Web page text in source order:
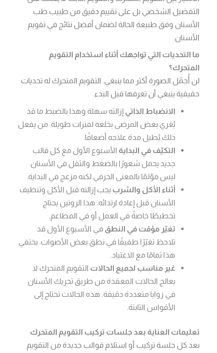
التفضيل الشخصي بل على تقييم دقيق من طبيب طب
الأسنان وفق طبيعة الحالة لضمان أفضل نتائج في تقويم
الأسنان.
ما التحديات التي تواجهك أثناء استخدام التقويم
المتحرك؟
لن أُجمّل الصورة أكثر مما ينبغي. التقويم المتحرك له تحديات
حقيقية ينبغي أن تعرفها قبل البدء.
الانضباط الذاتي إزالته سهلة وهذا بالضبط ما قد
يُغري بعض المرضى بخلعه لفترات طويلة. من يفعل
ذلك يُطيل مدة علاجه أضعافًا.
التكيّف في البداية الأسبوع الأول مع كل قالب
جديد يحمل شعورًا بالضغط والثقل في الأسنان.
ليس مؤلمًا بالمعنى الحرفي لكنه مزعج في البداية.
أثناء الأكل والشرب يجب إزالته قبل الأكل وتنظيف
الأسنان قبل إعادة ارتدائه. هذا الروتين يحتاج
تخطيطًا خاصةً في العمل أو في المطاعم.
تغيّر مؤقت في النطق في الأسبوع الأول قد
تلاحظ تغيّرًا طفيفًا في نطق بعض الأصوات. يختفي
هذا تمامًا مع الاعتياد.
غير مناسب لجميع الحالات التقويم المتحرك لا
يعالج الحالات المعقدة من طريق تحريك الأسنان
في زوايا متعددة دقيقة. هذه الحالات تحتاج إلى
الأقواس الثابتة.
تعليمات العناية بعد جلسات تركيب التقويم المتحرك
بعد كل جلسة تركيب أو استلام قوالب جديدة من التقويم